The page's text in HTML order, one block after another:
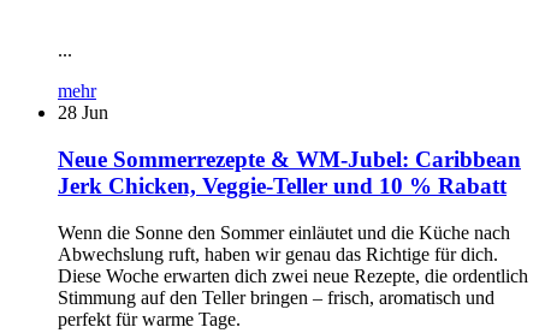
...
mehr
28 Jun
Neue Sommerrezepte & WM-Jubel: Caribbean
Jerk Chicken, Veggie-Teller und 10 % Rabatt
Wenn die Sonne den Sommer einläutet und die Küche nach
Abwechslung ruft, haben wir genau das Richtige für dich.
Diese Woche erwarten dich zwei neue Rezepte, die ordentlich
Stimmung auf den Teller bringen – frisch, aromatisch und
perfekt für warme Tage.